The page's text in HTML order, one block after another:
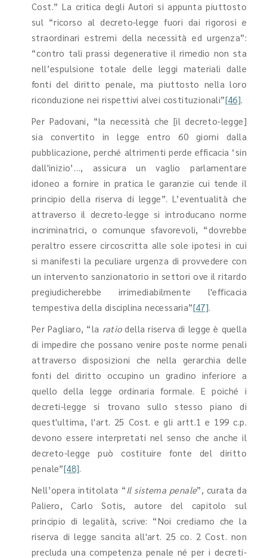
Cost.” La critica degli Autori si appunta piuttosto
sul “ricorso al decreto-legge fuori dai rigorosi e
straordinari estremi della necessità ed urgenza”:
“contro tali prassi degenerative il rimedio non sta
nell’espulsione totale delle leggi materiali dalle
fonti del diritto penale, ma piuttosto nella loro
riconduzione nei rispettivi alvei costituzionali”[46].
Per Padovani, “la necessità che [il decreto-legge]
sia convertito in legge entro 60 giorni dalla
pubblicazione, perché altrimenti perde efficacia ‘sin
dall'inizio’…, assicura un vaglio parlamentare
idoneo a fornire in pratica le garanzie cui tende il
principio della riserva di legge”. L’eventualità che
attraverso il decreto-legge si introducano norme
incriminatrici, o comunque sfavorevoli, “dovrebbe
peraltro essere circoscritta alle sole ipotesi in cui
si manifesti la peculiare urgenza di provvedere con
un intervento sanzionatorio in settori ove il ritardo
pregiudicherebbe irrimediabilmente l'efficacia
tempestiva della disciplina necessaria”[47].
Per Pagliaro, “la ratiodella riserva di legge è quella
di impedire che possano venire poste norme penali
attraverso disposizioni che nella gerarchia delle
fonti del diritto occupino un gradino inferiore a
quello della legge ordinaria formale. E poiché i
decreti-legge si trovano sullo stesso piano di
quest'ultima, l'art. 25 Cost. e gli artt.1 e 199 c.p.
devono essere interpretati nel senso che anche il
decreto-legge può costituire fonte del diritto
penale”[48].
Nell’opera intitolata “ Il sistema penale”, curata da
Paliero, Carlo Sotis, autore del capitolo sul
principio di legalità, scrive: “Noi crediamo che la
riserva di legge sancita all'art. 25 co. 2 Cost. non
precluda una competenza penale né per i decreti-